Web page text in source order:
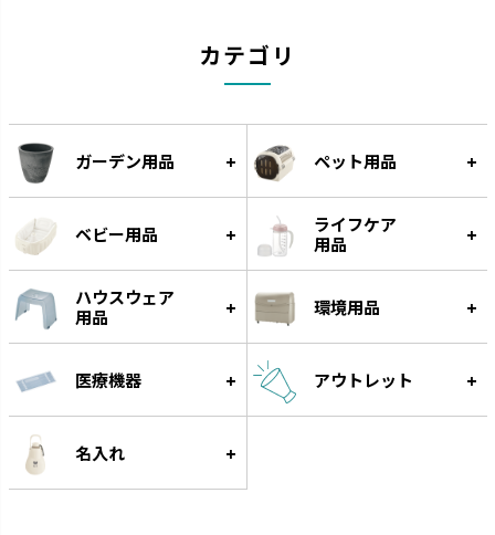
カテゴリ
ガーデン用品 ペット用品
ベビー用品
ライフケア
用品
ハウスウェア
用品
環境用品
医療機器 アウトレット
名入れ